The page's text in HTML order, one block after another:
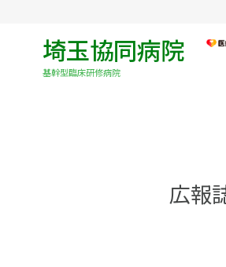
埼玉協同病院
基幹型臨床研修病院
広報